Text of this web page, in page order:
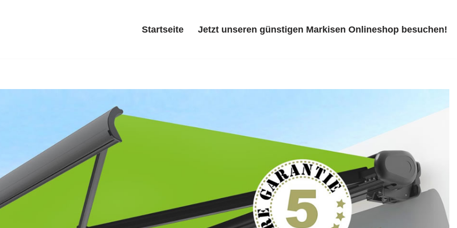
Startseite Jetzt unseren günstigen Markisen Onlineshop besuchen!